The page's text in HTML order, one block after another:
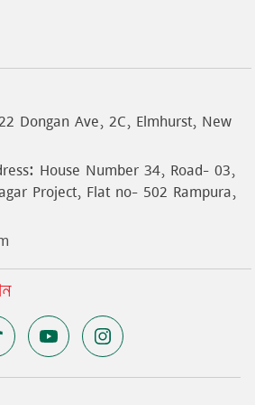
Dongan Ave, 2C, Elmhurst, New
House Number 34, Road- 03,
Project, Flat no- 502 Rampura,